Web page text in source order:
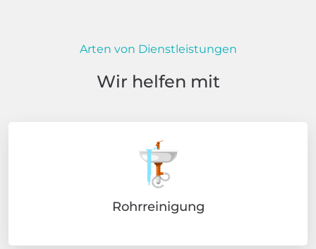
Arten von Dienstleistungen
Wir helfen mit
Rohrreinigung